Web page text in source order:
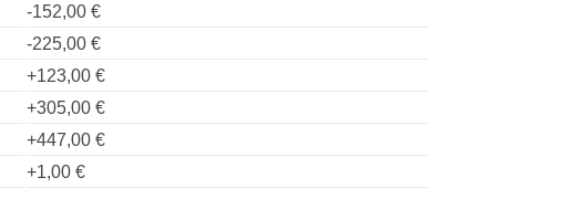
-152,00 €
-225,00 €
+123,00 €
+305,00 €
+447,00 €
+1,00 €